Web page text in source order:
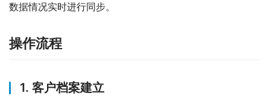
数据情况实时进行同步。
操作流程
1. 客户档案建立